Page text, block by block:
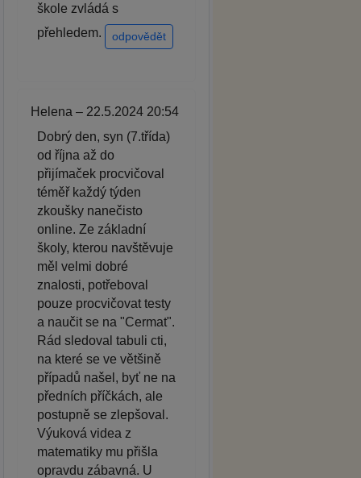
škole zvládá s
přehledem.
odpovědět
Helena – 22.5.2024 20:54
Dobrý den, syn (7.třída)
od října až do
přijímaček procvičoval
téměř každý týden
zkoušky nanečisto
online. Ze základní
školy, kterou navštěvuje
měl velmi dobré
znalosti, potřeboval
pouze procvičovat testy
a naučit se na "Cermat".
Rád sledoval tabuli cti,
na které se ve většině
případů našel, byť ne na
předních příčkách, ale
postupně se zlepšoval.
Výuková videa z
matematiky mu přišla
opravdu zábavná. U